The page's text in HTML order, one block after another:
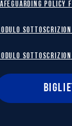
policy